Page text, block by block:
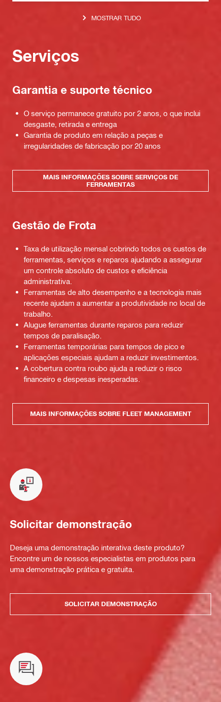
MOSTRAR TUDO
Serviços
Garantia e suporte técnico
O serviço permanece gratuito por 2 anos, o que inclui
desgaste, retirada e entrega
Garantia de produto em relação a peças e
irregularidades de fabricação por 20 anos
MAIS INFORMAÇÕES SOBRE SERVIÇOS DE
FERRAMENTAS
Gestão de Frota
Taxa de utilização mensal cobrindo todos os custos de
ferramentas, serviços e reparos ajudando a assegurar
um controle absoluto de custos e eficiência
administrativa.
Ferramentas de alto desempenho e a tecnologia mais
recente ajudam a aumentar a produtividade no local de
trabalho.
Alugue ferramentas durante reparos para reduzir
tempos de paralisação.
Ferramentas temporárias para tempos de pico e
aplicações especiais ajudam a reduzir investimentos.
A cobertura contra roubo ajuda a reduzir o risco
financeiro e despesas inesperadas.
MAIS INFORMAÇÕES SOBRE FLEET MANAGEMENT
Solicitar demonstração
Deseja uma demonstração interativa deste produto?
Encontre um de nossos especialistas em produtos para
uma demonstração prática e gratuita.
SOLICITAR DEMONSTRAÇÃO